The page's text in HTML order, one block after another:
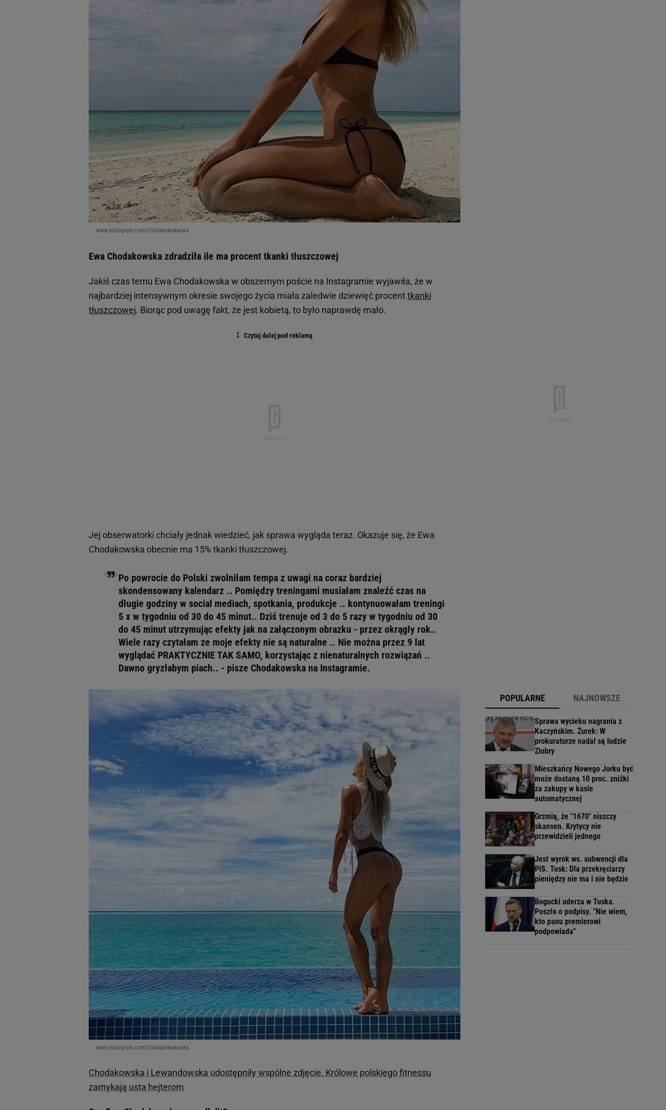
www.instagram.com/chodakowskaewa
Ewa Chodakowska zdradziła ile ma procent tkanki tłuszczowej
Jakiś czas temu Ewa Chodakowska w obszernym poście na Instagramie wyjawiła, że w
najbardziej intensywnym okresie swojego życia miała zaledwie dziewięć procenttkanki
tłuszczowej. Biorąc pod uwagę fakt, że jest kobietą, to było naprawdę mało.
Jej obserwatorki chciały jednak wiedzieć, jak sprawa wygląda teraz. Okazuje się, że Ewa
Chodakowska obecnie ma 15% tkanki tłuszczowej.
Po powrocie do Polski zwolniłam tempa z uwagi na coraz bardziej
skondensowany kalendarz .. Pomiędzy treningami musiałam znaleźć czas na
długie godziny w social mediach, spotkania, produkcje .. kontynuowałam treningi
5 x w tygodniu od 30 do 45 minut.. Dziś trenuje od 3 do 5 razy w tygodniu od 30
do 45 minut utrzymując efekty jak na załączonym obrazku - przez okrągły rok..
Wiele razy czytałam ze moje efekty nie są naturalne .. Nie można przez 9 lat
wyglądać PRAKTYCZNIE TAK SAMO, korzystając z nienaturalnych rozwiązań ..
Dawno gryzłabym piach.. - pisze Chodakowska na Instagramie.
www.instagram.com/chodakowskaewa
Chodakowska i Lewandowska udostępniły wspólne zdjęcie. Królowe polskiego fitnessu
zamykają usta hejterom
POPULARNE NAJNOWSZE
Sprawa wycieku nagrania z
Kaczyńskim. Żurek: W
prokuraturze nadal są ludzie
Ziobry
Mieszkańcy Nowego Jorku być
może dostaną 10 proc. zniżki
za zakupy w kasie
automatycznej
Grzmią, że "1670" niszczy
skansen. Krytycy nie
przewidzieli jednego
Jest wyrok ws. subwencji dla
PiS. Tusk: Dla przekręciarzy
pieniędzy nie ma i nie będzie
Bogucki uderza w Tuska.
Poszło o podpisy. "Nie wiem,
kto panu premierowi
podpowiada"